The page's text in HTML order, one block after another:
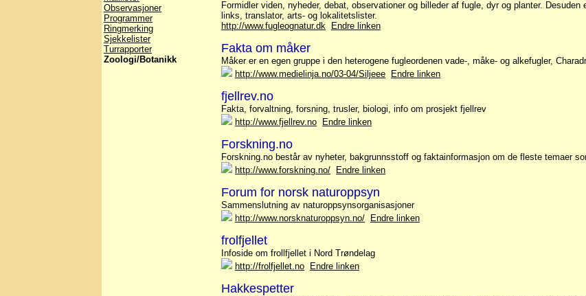
Observasjoner
Programmer
Ringmerking
Sjekkelister
Turrapporter
Zoologi/Botanikk
Formidler viden, nyheder, debat, observationer og billeder af fugle, dyr og planter. Desuden
links, translator, arts- og lokalitetslister.
http://www.fugleognatur.dk
Endre linken
Fakta om måker
Måker er en egen gruppe i den heterogene fugleordenen vade-, måke- og alkefugler,
http://www.medielinja.no/03-04/Siljeee
Endre linken
fjellrev.no
Fakta, forvaltning, forsning, trusler, biologi, info om prosjekt fjellrev
http://www.fjellrev.no
Endre linken
Forskning.no
Forskning.no består av nyheter, bakgrunnsstoff og faktainformasjon om de fleste temaer
http://www.forskning.no/
Endre linken
Forum for norsk naturoppsyn
Sammenslutning av naturoppsynsorganisasjoner
http://www.norsknaturoppsyn.no/
Endre linken
frolfjellet
Infoside om frollfjellet i Nord Trøndelag
http://frolfjellet.no
Endre linken
Hakkespetter